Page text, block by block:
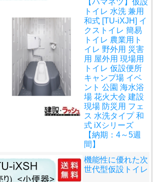
【ハマネツ】仮設
トイレ 水洗 兼用
和式 [TU-iXJH] イ
クストイレ 簡易
トイレ 農業用ト
イレ 野外用 災害
用 屋外用 現場用
トイレ 仮設便所
キャンプ場 イベ
ント 公園 海水浴
場 花火大会 建設
現場 防災用 フェ
ス 水洗タイプ 和
式 iXシリーズ
【納期：4～5週
間】
機能性に優れた次
世代型仮設トイレ